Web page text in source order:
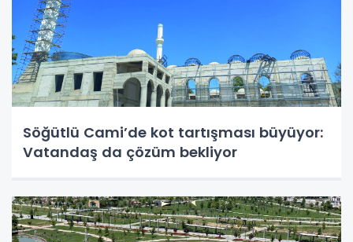
Söğütlü Cami’de kot tartışması büyüyor:
Vatandaş da çözüm bekliyor